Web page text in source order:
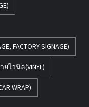
FACTORY SIGNAGE)
ยไวนิล(VINYL)
WRAP)